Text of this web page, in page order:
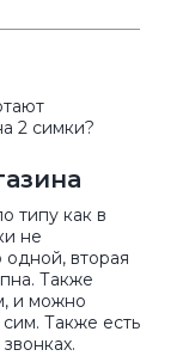
2 симки?
типу как в
не
вторая
Также
и можно
Также есть